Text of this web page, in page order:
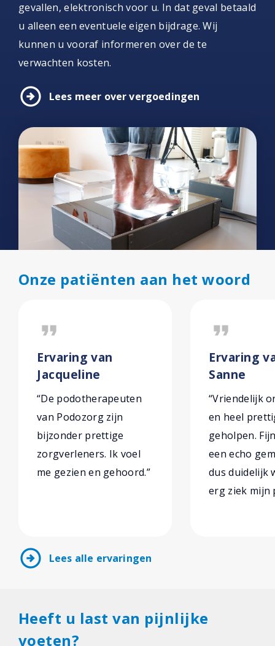
gevallen, elektronisch voor u. In dat geval betaald
u alleen een eventuele eigen bijdrage. Wij
kunnen u vooraf informeren over de te
verwachten kosten.
arrow_circle_right Lees meer over vergoedingen
Onze patiënten aan het woord
format_quote
Ervaring van
Jacqueline
“De podotherapeuten
van Podozorg zijn
bijzonder prettige
zorgverleners. Ik voel
me gezien en gehoord.”
format_quote
Ervaring
Sanne
“Vriendelijk
en heel
geholpen.
een echo
dus duidelijk
erg ziek mijn
arrow_circle_right Lees alle ervaringen
Heeft u last van pijnlijke
voeten?